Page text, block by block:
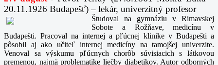
20.11.1926 Budapešť) – lekár, univerzitný profesor
Študoval na gymnáziu v Rimavskej
Sobote a Rožňave, medicínu v
Budapešti. Pracoval na internej a pľúcnej klinike v Budapešti a
pôsobil aj ako učiteľ internej medicíny na tamojšej univerzite.
Venoval sa výskumu pľúcnych chorôb súvisiacich s látkovou
premenou, najmä problematike liečby diabetikov. Autor odborných